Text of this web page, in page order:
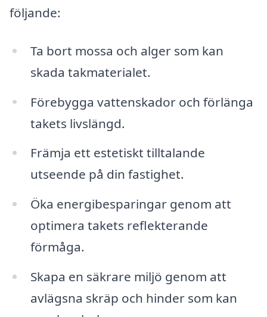
följande:
Ta bort mossa och alger som kan
skada takmaterialet.
Förebygga vattenskador och förlänga
takets livslängd.
Främja ett estetiskt tilltalande
utseende på din fastighet.
Öka energibesparingar genom att
optimera takets reflekterande
förmåga.
Skapa en säkrare miljö genom att
avlägsna skräp och hinder som kan